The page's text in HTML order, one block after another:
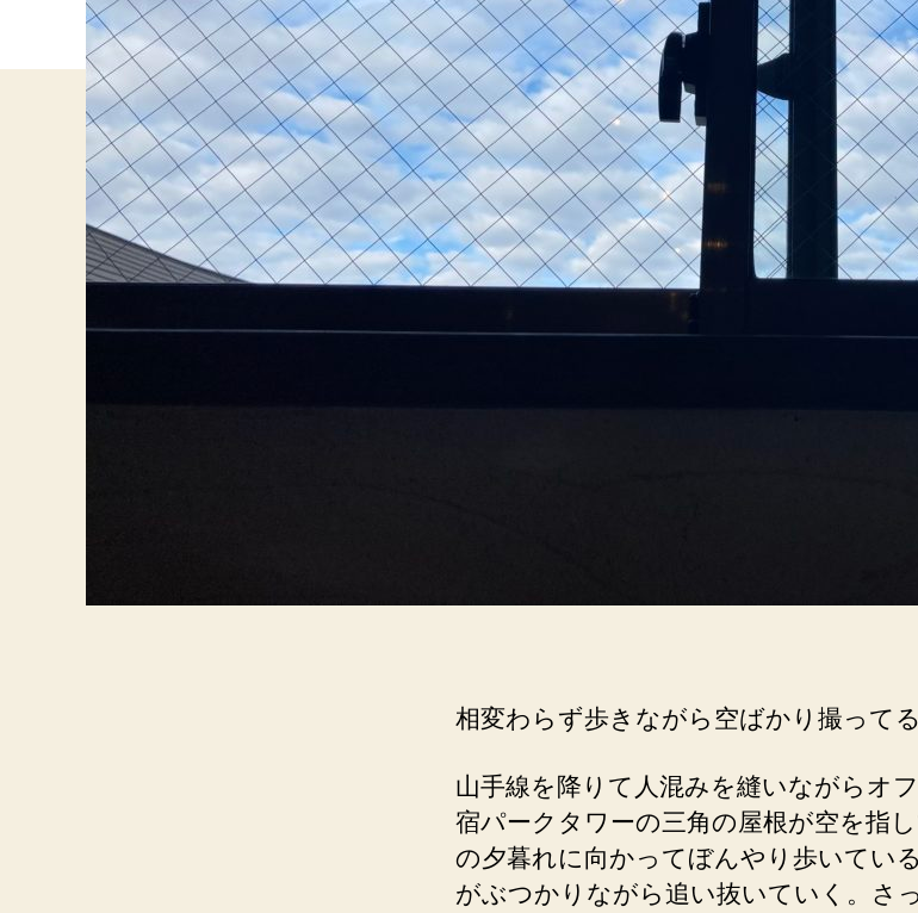
相変わらず歩きながら空ばかり撮ってる
山手線を降りて人混みを縫いながらオ
宿パークタワーの三角の屋根が空を指
の夕暮れに向かってぼんやり歩いてい
がぶつかりながら追い抜いていく。さ